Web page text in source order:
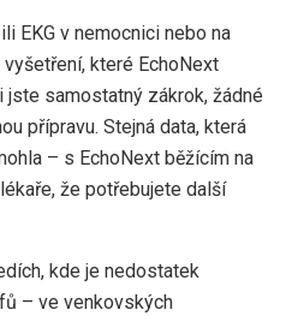
EKG v nemocnici nebo na
které EchoNext
samostatný zákrok, žádné
přípravu. Stejná data, která
– s EchoNext běžícím na
že potřebujete další
kde je nedostatek
– ve venkovských